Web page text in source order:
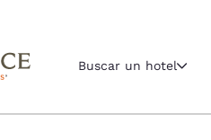
Buscar un hotel